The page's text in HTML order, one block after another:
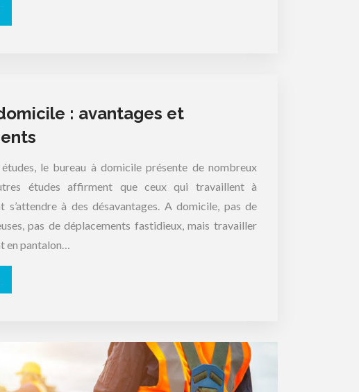
: avantages et
le bureau à domicile présente de nombreux
études affirment que ceux qui travaillent à
s’attendre à des désavantages. A domicile, pas de
pas de déplacements fastidieux, mais travailler
en pantalon…